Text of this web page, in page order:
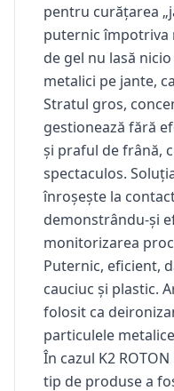
pentru curățarea
puternic împotriva
de gel nu lasă
metalici pe jante,
Stratul gros,
gestionează fără
și praful de frână,
spectaculos.
înroșește la
demonstrându-și
monitorizarea
Puternic, eficient,
cauciuc și plastic.
folosit ca
particulele
În cazul K2 ROTON
tip de produse a